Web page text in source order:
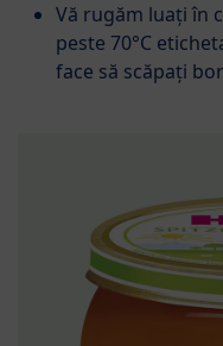
Vă rugăm luați în
peste 70°C
face să scăpați